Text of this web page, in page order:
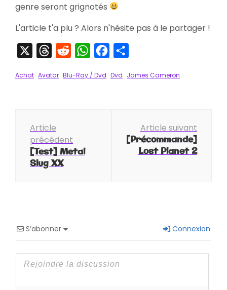
genre seront grignotés
L'article t'a plu ? Alors n'hésite pas à le partager !
ThreadsRedditWhatsAppFacebook
Achat Avatar Blu-Ray / Dvd Dvd James Cameron
d'article
Article
précédent
[Test] Metal
Slug XX
Article suivant
[Précommande]
Lost Planet 2
S’abonner Connexion